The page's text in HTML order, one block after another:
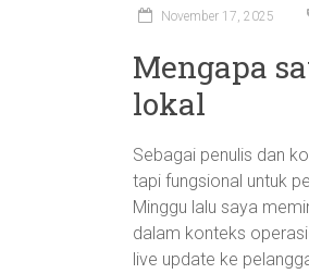
November 17, 2025
Mengapa
lokal
Sebagai penulis dan
tapi fungsional untuk
Minggu lalu saya
dalam konteks
live update ke